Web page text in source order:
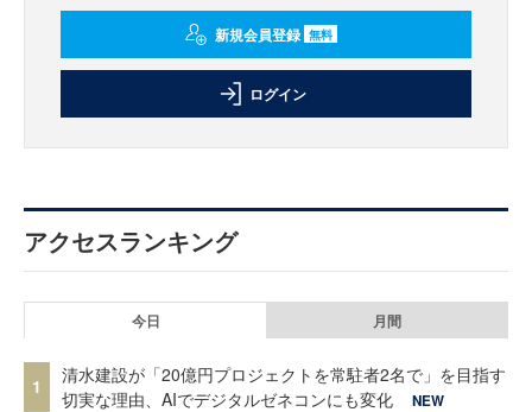
新規会員登録 無料
ログイン
アクセスランキング
今日 月間
1
清水建設が「20億円プロジェクトを常駐者2名で」を目指す
切実な理由、AIでデジタルゼネコンにも変化
NEW